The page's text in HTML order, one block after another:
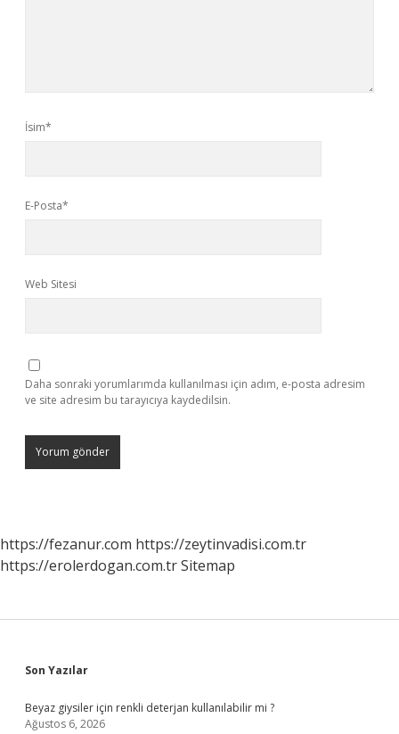
İsim*
E-Posta*
Web Sitesi
Daha sonraki yorumlarımda kullanılması için adım, e-posta adresim
ve site adresim bu tarayıcıya kaydedilsin.
https://fezanur.com https://zeytinvadisi.com.tr
https://erolerdogan.com.trSitemap
Sidebar
Son Yazılar
Beyaz giysiler için renkli deterjan kullanılabilir mi ?
Ağustos 6, 2026